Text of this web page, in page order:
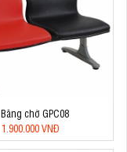
Băng chờ GPC08
1.900.000 VNĐ